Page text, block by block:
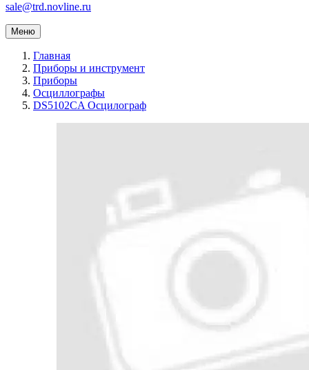
sale@trd.novline.ru
Меню
Главная
Приборы и инструмент
Приборы
Осциллографы
DS5102CA Осцилограф